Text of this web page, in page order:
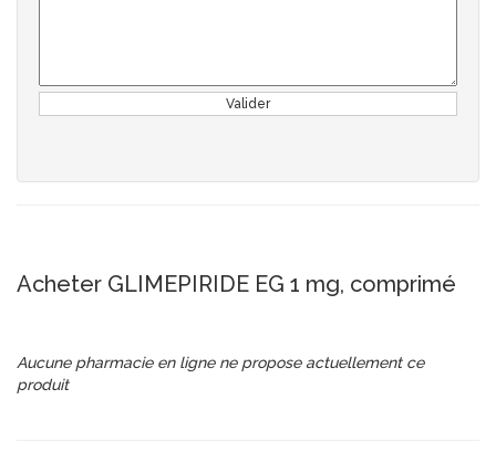
Valider
Acheter GLIMEPIRIDE EG 1 mg, comprimé
Aucune pharmacie en ligne ne propose actuellement ce
produit